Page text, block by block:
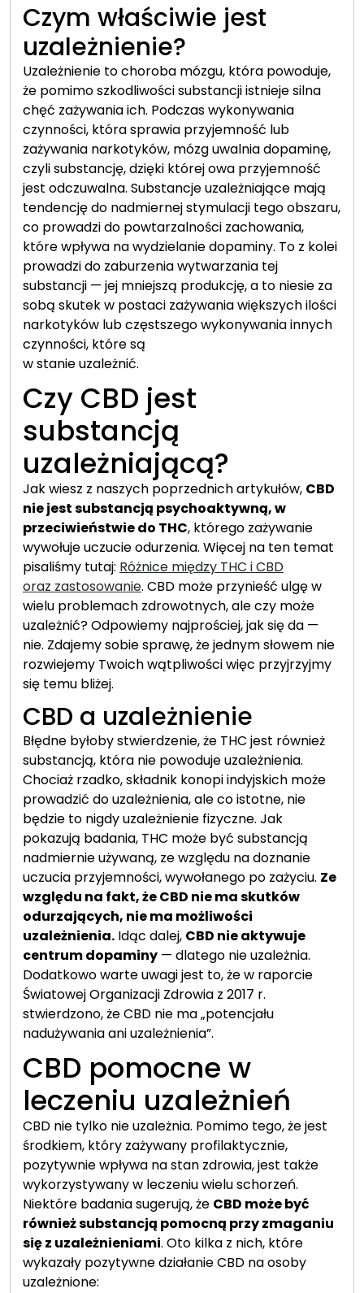
Czym właściwie jest
uzależnienie?
Uzależnienie to choroba mózgu, która powoduje,
że pomimo szkodliwości substancji istnieje silna
chęć zażywania ich. Podczas wykonywania
czynności, która sprawia przyjemność lub
zażywania narkotyków, mózg uwalnia dopaminę,
czyli substancję, dzięki której owa przyjemność
jest odczuwalna. Substancje uzależniające mają
tendencję do nadmiernej stymulacji tego obszaru,
co prowadzi do powtarzalności zachowania,
które wpływa na wydzielanie dopaminy. To z kolei
prowadzi do zaburzenia wytwarzania tej
substancji — jej mniejszą produkcję, a to niesie za
sobą skutek w postaci zażywania większych ilości
narkotyków lub częstszego wykonywania innych
czynności, które są
w stanie uzależnić.
Czy CBD jest
substancją
uzależniającą?
Jak wiesz z naszych poprzednich artykułów, CBD
nie jest substancją psychoaktywną, w
przeciwieństwie do THC, którego zażywanie
wywołuje uczucie odurzenia. Więcej na ten temat
pisaliśmy tutaj: Różnice między THC i CBD
oraz zastosowanie. CBD może przynieść ulgę w
wielu problemach zdrowotnych, ale czy może
uzależnić? Odpowiemy najprościej, jak się da —
nie. Zdajemy sobie sprawę, że jednym słowem nie
rozwiejemy Twoich wątpliwości więc przyjrzyjmy
się temu bliżej.
CBD a uzależnienie
Błędne byłoby stwierdzenie, że THC jest również
substancją, która nie powoduje uzależnienia.
Chociaż rzadko, składnik konopi indyjskich może
prowadzić do uzależnienia, ale co istotne, nie
będzie to nigdy uzależnienie fizyczne. Jak
pokazują badania, THC może być substancją
nadmiernie używaną, ze względu na doznanie
uczucia przyjemności, wywołanego po zażyciu. Ze
względu na fakt, że CBD nie ma skutków
odurzających, nie ma możliwości
uzależnienia. Idąc dalej, CBD nie aktywuje
centrum dopaminy — dlatego nie uzależnia.
Dodatkowo warte uwagi jest to, że w raporcie
Światowej Organizacji Zdrowia z 2017 r.
stwierdzono, że CBD nie ma „potencjału
nadużywania ani uzależnienia”.
CBD pomocne w
leczeniu uzależnień
CBD nie tylko nie uzależnia. Pomimo tego, że jest
środkiem, który zażywany profilaktycznie,
pozytywnie wpływa na stan zdrowia, jest także
wykorzystywany w leczeniu wielu schorzeń.
Niektóre badania sugerują, że CBD może być
również substancją pomocną przy zmaganiu
się z uzależnieniami. Oto kilka z nich, które
wykazały pozytywne działanie CBD na osoby
uzależnione: